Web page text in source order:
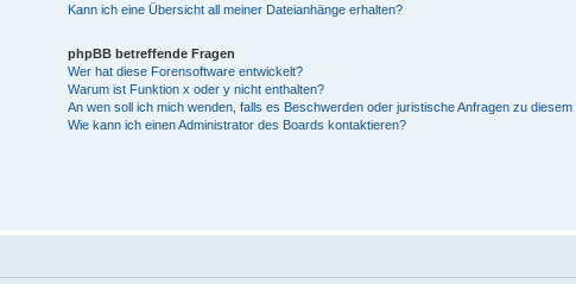
Kann ich eine Übersicht all meiner Dateianhänge erhalten?
phpBB betreffende Fragen
Wer hat diese Forensoftware entwickelt?
Warum ist Funktion x oder y nicht enthalten?
An wen soll ich mich wenden, falls es Beschwerden oder juristische Anfragen zu diesem
Wie kann ich einen Administrator des Boards kontaktieren?